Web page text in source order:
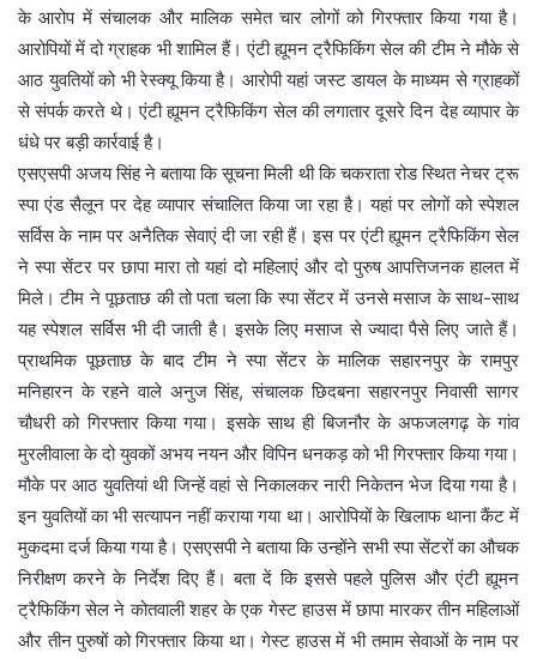
के आरोप में संचालक और मालिक समेत चार लोगों को गिरफ्तार किया गया है।
आरोपियों में दो ग्राहक भी शामिल हैं। एंटी ह्यूमन ट्रैफिकिंग सेल की टीम ने मौके से
आठ युवतियों को भी रेस्क्यू किया है। आरोपी यहां जस्ट डायल के माध्यम से ग्राहकों
से संपर्क करते थे। एंटी ह्यूमन ट्रैफिकिंग सेल की लगातार दूसरे दिन देह व्यापार के
धंधे पर बड़ी कार्रवाई है।
एसएसपी अजय सिंह ने बताया कि सूचना मिली थी कि चकराता रोड स्थित नेचर ट्रू
स्पा एंड सैलून पर देह व्यापार संचालित किया जा रहा है। यहां पर लोगों को स्पेशल
सर्विस के नाम पर अनैतिक सेवाएं दी जा रही हैं। इस पर एंटी ह्यूमन ट्रैफिकिंग सेल
ने स्पा सेंटर पर छापा मारा तो यहां दो महिलाएं और दो पुरुष आपत्तिजनक हालत में
मिले। टीम ने पूछताछ की तो पता चला कि स्पा सेंटर में उनसे मसाज के साथ-साथ
यह स्पेशल सर्विस भी दी जाती है। इसके लिए मसाज से ज्यादा पैसे लिए जाते हैं।
प्राथमिक पूछताछ के बाद टीम ने स्पा सेंटर के मालिक सहारनपुर के रामपुर
मनिहारन के रहने वाले अनुज सिंह, संचालक छिदबना सहारनपुर निवासी सागर
चौधरी को गिरफ्तार किया गया। इसके साथ ही बिजनौर के अफजलगढ़ के गांव
मुरलीवाला के दो युवकों अभय नयन और विपिन धनकड़ को भी गिरफ्तार किया गया।
मौके पर आठ युवतियां थी जिन्हें वहां से निकालकर नारी निकेतन भेज दिया गया है।
इन युवतियों का भी सत्यापन नहीं कराया गया था। आरोपियों के खिलाफ थाना कैंट में
मुकदमा दर्ज किया गया है। एसएसपी ने बताया कि उन्होंने सभी स्पा सेंटरों का औचक
निरीक्षण करने के निर्देश दिए हैं। बता दें कि इससे पहले पुलिस और एंटी ह्यूमन
ट्रैफिकिंग सेल ने कोतवाली शहर के एक गेस्ट हाउस में छापा मारकर तीन महिलाओं
और तीन पुरुषों को गिरफ्तार किया था। गेस्ट हाउस में भी तमाम सेवाओं के नाम पर